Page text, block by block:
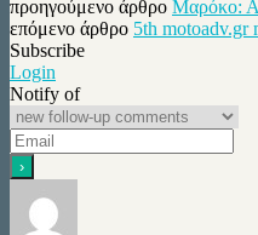
προηγούμενο άρθρο Μαρόκο:
επόμενο άρθρο 5th motoadv.gr
Subscribe
Login
Notify of